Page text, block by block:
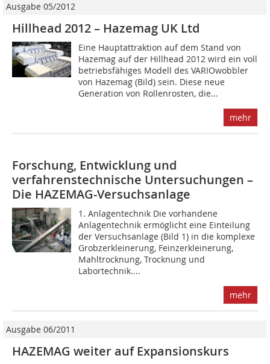
Ausgabe 05/2012
Hillhead 2012 – Hazemag UK Ltd
Eine Hauptattraktion auf dem Stand von
Hazemag auf der ­Hillhead 2012 wird ein voll
betriebsfähiges Modell des ­VARIOwobbler
von Hazemag (Bild) sein. Diese neue
Generation von Rollenrosten, die...
mehr
Forschung, Entwicklung und
verfahrenstechnische Untersuchungen –
Die HAZEMAG-Versuchsanlage
1. Anlagentechnik Die vorhandene
Anlagentechnik ermöglicht eine Einteilung
der Versuchsanlage (Bild 1) in die komplexe
Grobzerkleinerung, Feinzerkleinerung,
Mahltrocknung, Trocknung und
Labortechnik....
mehr
Ausgabe 06/2011
HAZEMAG weiter auf Expansionskurs